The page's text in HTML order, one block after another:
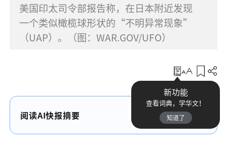
美国印太司令部报告称，在日本附近发现
一个类似橄榄球形状的“不明异常现象”
（UAP）。（图：WAR.GOV/UFO）
新功能
查看词典，学华文！
知道了
收藏
阅读AI快报摘要